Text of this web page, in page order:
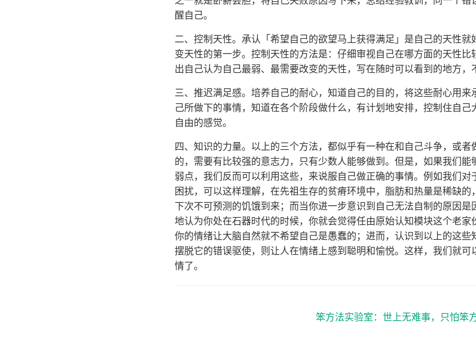
醒自己。
二、控制天性。承认「希望自己的欲望马上获得满足」是自己的天性
变天性的第一步。控制天性的方法是：仔细审视自己在哪方面的天性
出自己认为自己最弱、最需要改变的天性，写在随时可以看到的地方，
三、推迟满足感。培养自己的耐心，知道自己的目的，将这些耐心用
己所做下的事情，知道在各个阶段做什么，有计划地安排，控制住自
自由的感觉。
四、知识的力量。以上的三个方法，都似乎有一种在和自己斗争，或
的，需要有比较强的意志力，只有少数人能够做到。但是，如果我们
弱点，我们反而可以利用这些，来说服自己做正确的事情。例如我们
困扰，可以这样理解，在先祖生存的贫瘠环境中，脂肪和热量是稀缺
下次不可预测的饥饿到来；而当你进一步意识到自己无法自制的原因
地认为你处在石器时代的时候，你就会觉得任由原始认知模块这个老家
你的情绪让大脑自然就不希望自己是愚蠢的；进而，认识到以上的这
摆脱它的错误驱使，则让人在情绪上感到聪明和愉悦。这样，我们就
情了。
笨方法实验室：世上无难事，只怕笨